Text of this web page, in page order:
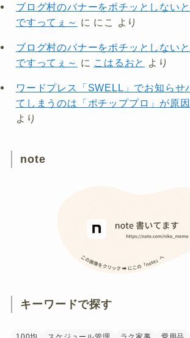
ブログ村のバナーをポチッとしないと
ですってぇ～ に にこ より
ブログ村のバナーをポチッとしないと
ですってぇ～ に こはるおと より
ワードプレス「SWELL」でお知らせ
てしまうのは「ポチッププロ」が原
より
note
キーワードで探す